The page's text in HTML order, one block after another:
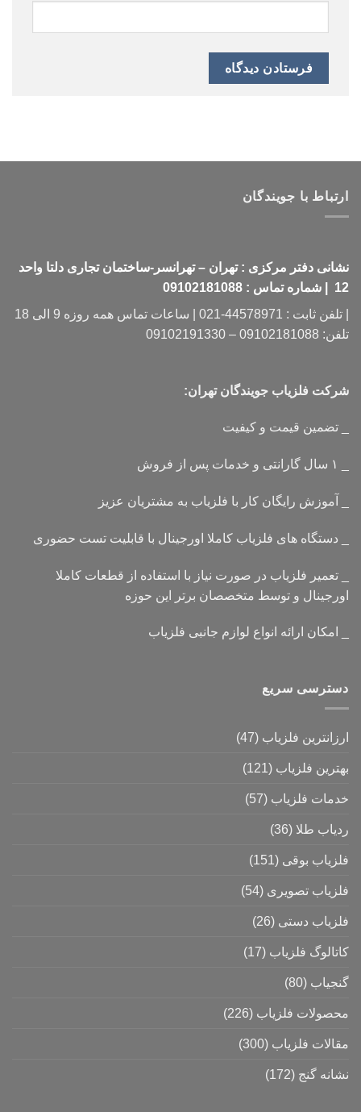
ارتباط با جویندگان
نشانی دفتر مرکزی : تهران – تهرانسر-ساختمان تجاری دلتا واحد
12 | شماره تماس : 09102181088
| تلفن ثابت : 44578971-021 | ساعات تماس همه روزه 9 الی 18
تلفن: 09102181088 – 09102191330
شرکت فلزیاب جویندگان تهران:
_ تضمین قیمت و کیفیت
_ آموزش رایگان کار با فلزیاب به مشتریان عزیز
_ دستگاه های فلزیاب کاملا اورجینال با قابلیت تست حضوری
_ تعمیر فلزیاب در صورت نیاز با استفاده از قطعات کاملا
اورجینال و توسط متخصصان برتر این حوزه
_ امکان ارائه انواع لوازم جانبی فلزیاب
دسترسی سریع
ارزانترین فلزیاب (47)
بهترین فلزیاب (121)
خدمات فلزیاب (57)
ردیاب طلا (36)
فلزیاب بوقی (151)
فلزیاب تصویری (54)
فلزیاب دستی (26)
کاتالوگ فلزیاب (17)
گنجیاب (80)
محصولات فلزیاب (226)
مقالات فلزیاب (300)
نشانه گنج (172)